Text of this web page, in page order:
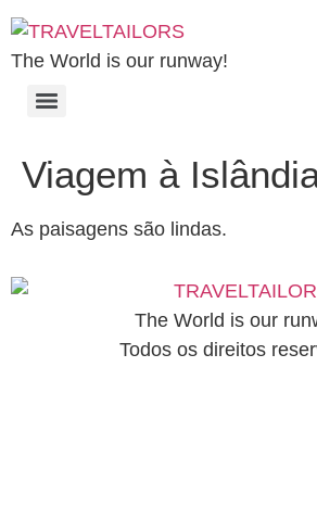
The World is our runway!
Viagem à
As paisagens são lindas.
The World is our
Todos os direitos